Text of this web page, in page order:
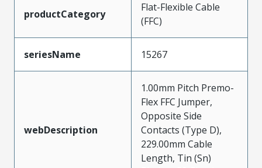
productCategory
Flat-Flexible Cable
(FFC)
seriesName 15267
webDescription
1.00mm Pitch Premo-
Flex FFC Jumper,
Opposite Side
Contacts (Type D),
229.00mm Cable
Length, Tin (Sn)